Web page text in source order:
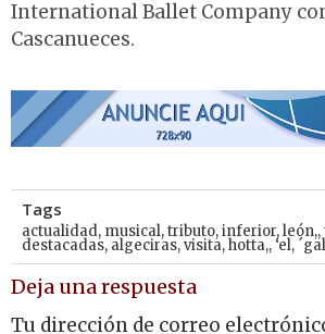
International Ballet Company
Cascanueces.
Tags
actualidad, musical,tributo,inferior,león,,
destacadas, algeciras,visita,hotta,, ‘el,
Deja una respuesta
Tu dirección de correo